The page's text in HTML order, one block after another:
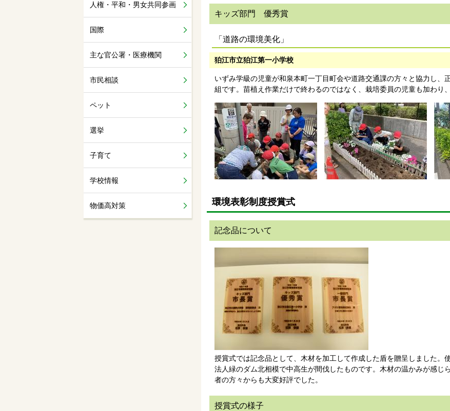
人権・平和・男女共同参画
国際
主な官公署・医療機関
市民相談
ペット
選挙
子育て
学校情報
物価高対策
キッズ部門 優秀賞
「道路の環境美化」
狛江市立狛江第一小学校
いずみ学級の児童が和泉本町一丁目町会や道路交通課の方々と協力し、
組です。苗植え作業だけで終わるのではなく、栽培委員の児童も加わり
環境表彰制度授賞式
記念品について
授賞式では記念品として、木材を加工して作成した盾を贈呈しました。
法人緑のダム北相模で中高生が間伐したものです。木材の温かみが感じ
者の方々からも大変好評でした。
授賞式の様子